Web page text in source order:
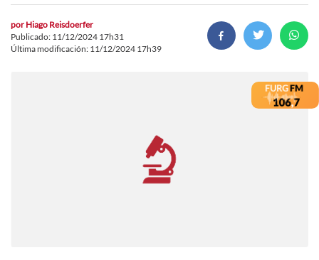
por Hiago Reisdoerfer
Publicado: 11/12/2024 17h31
Última modificación: 11/12/2024 17h39